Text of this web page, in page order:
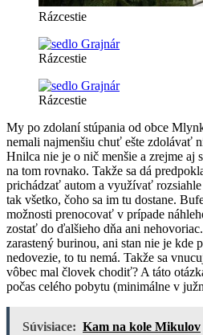
Rázcestie
Rázcestie
Rázcestie
My po zdolaní stúpania od obce
nemali najmenšiu chuť ešte zdolávať
Hnilca nie je o nič menšie a zrejme aj
na tom rovnako. Takže sa dá
prichádzať autom a využívať
tak všetko, čoho sa im tu dostane.
možnosti prenocovať v prípade
zostať do ďalšieho dňa ani
zarastený burinou, ani stan nie je kde
nedovezie, to tu nemá. Takže sa
vôbec mal človek chodiť? A táto
počas celého pobytu (minimálne v
Súvisiace: Kam na kole Mikulov